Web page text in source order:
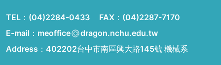
TEL： (04)2284-0433 FAX： (04)2287-7170
E-mail：meoffice
dragon.nchu.edu.tw
Address： 402202台中市南區興大路145號 機械系